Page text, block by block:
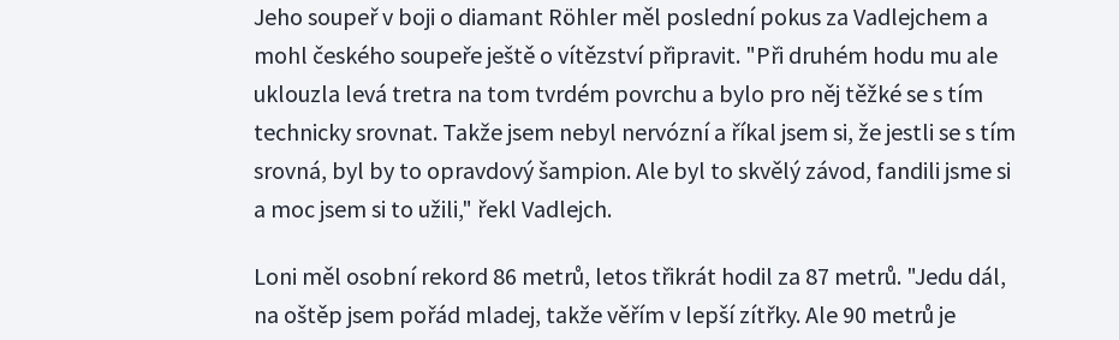
Jeho soupeř v boji o diamant Röhler měl poslední pokus za Vadlejchem a
mohl českého soupeře ještě o vítězství připravit. "Při druhém hodu mu ale
uklouzla levá tretra na tom tvrdém povrchu a bylo pro něj těžké se s tím
technicky srovnat. Takže jsem nebyl nervózní a říkal jsem si, že jestli se s tím
srovná, byl by to opravdový šampion. Ale byl to skvělý závod, fandili jsme si
a moc jsem si to užili," řekl Vadlejch.
Loni měl osobní rekord 86 metrů, letos třikrát hodil za 87 metrů. "Jedu dál,
na oštěp jsem pořád mladej, takže věřím v lepší zítřky. Ale 90 metrů je